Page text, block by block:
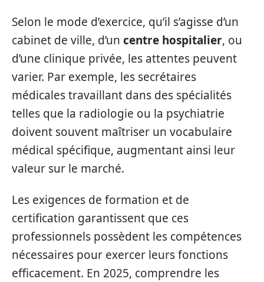
Selon le mode d’exercice, qu’il s’agisse d’un
cabinet de ville, d’un centre hospitalier, ou
d’une clinique privée, les attentes peuvent
varier. Par exemple, les secrétaires
médicales travaillant dans des spécialités
telles que la radiologie ou la psychiatrie
doivent souvent maîtriser un vocabulaire
médical spécifique, augmentant ainsi leur
valeur sur le marché.
Les exigences de formation et de
certification garantissent que ces
professionnels possèdent les compétences
nécessaires pour exercer leurs fonctions
efficacement. En 2025, comprendre les